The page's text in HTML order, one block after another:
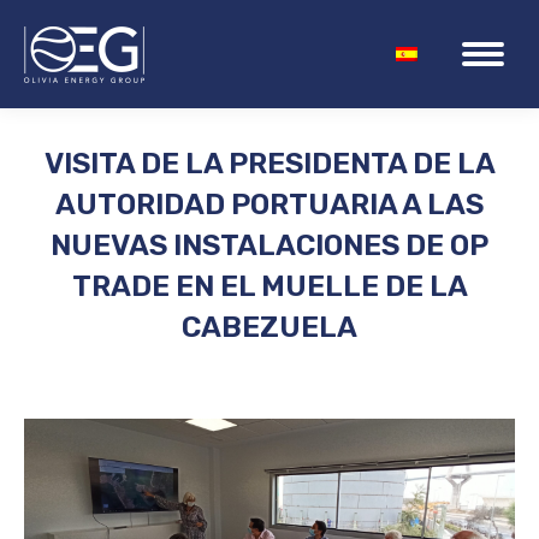
VISITA DE LA PRESIDENTA DE LA
AUTORIDAD PORTUARIA A LAS
NUEVAS INSTALACIONES DE OP
TRADE EN EL MUELLE DE LA
CABEZUELA